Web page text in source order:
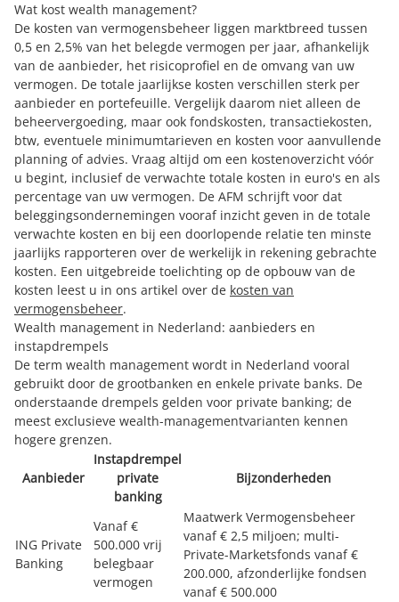
Wat kost wealth management?
De kosten van vermogensbeheer liggen marktbreed tussen
0,5 en 2,5% van het belegde vermogen per jaar, afhankelijk
van de aanbieder, het risicoprofiel en de omvang van uw
vermogen. De totale jaarlijkse kosten verschillen sterk per
aanbieder en portefeuille. Vergelijk daarom niet alleen de
beheervergoeding, maar ook fondskosten, transactiekosten,
btw, eventuele minimumtarieven en kosten voor aanvullende
planning of advies. Vraag altijd om een kostenoverzicht vóór
u begint, inclusief de verwachte totale kosten in euro's en als
percentage van uw vermogen. De AFM schrijft voor dat
beleggingsondernemingen vooraf inzicht geven in de totale
verwachte kosten en bij een doorlopende relatie ten minste
jaarlijks rapporteren over de werkelijk in rekening gebrachte
kosten. Een uitgebreide toelichting op de opbouw van de
kosten leest u in ons artikel over de kosten van
vermogensbeheer.
Wealth management in Nederland: aanbieders en
instapdrempels
De term wealth management wordt in Nederland vooral
gebruikt door de grootbanken en enkele private banks. De
onderstaande drempels gelden voor private banking; de
meest exclusieve wealth-managementvarianten kennen
hogere grenzen.
Aanbieder
Instapdrempel
private
banking
Bijzonderheden
ING Private
Banking
Vanaf €
500.000 vrij
belegbaar
vermogen
Maatwerk Vermogensbeheer
vanaf € 2,5 miljoen; multi-
Private-Marketsfonds vanaf €
200.000, afzonderlijke fondsen
vanaf € 500.000